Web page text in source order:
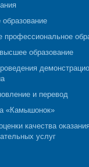
профессиональное
образование
и перевод
«Камышонок»
качества
услуг